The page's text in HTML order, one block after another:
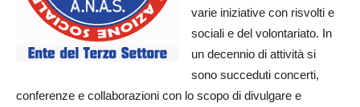
varie iniziative con risvolti e
sociali e del volontariato. In
un decennio di attività si
sono succeduti concerti,
conferenze e collaborazioni con lo scopo di divulgare e